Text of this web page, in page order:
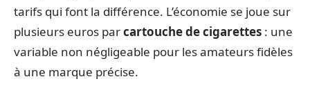
tarifs qui font la différence. L’économie se joue sur
plusieurs euros parcartouche de cigarettes : une
variable non négligeable pour les amateurs fidèles
à une marque précise.